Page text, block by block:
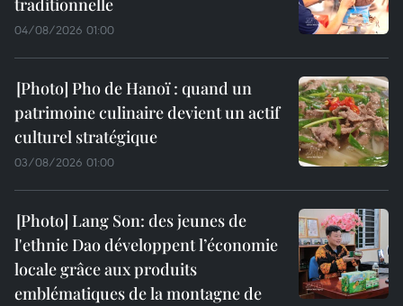
traditionnelle
04/08/2026 01:00
Pho de Hanoï : quand un
patrimoine culinaire devient un actif
culturel stratégique
03/08/2026 01:00
Lang Son: des jeunes de
l'ethnie Dao développent l’économie
locale grâce aux produits
emblématiques de la montagne de